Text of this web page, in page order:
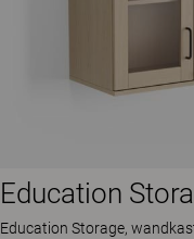
Education
Education Storage,